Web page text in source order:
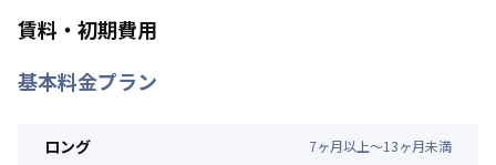
賃料・初期費用
基本料金プラン
ロング 7ヶ月以上～13ヶ月未満